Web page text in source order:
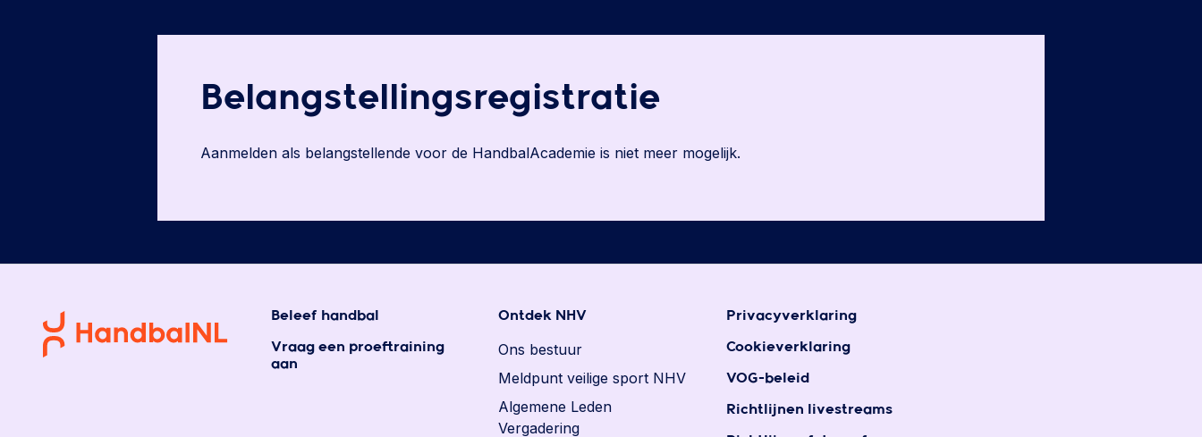
Belangstellingsregistratie
Aanmelden als belangstellende voor de HandbalAcademie is niet meer mogelijk.
Beleef handbal
Vraag een proeftraining
aan
Ontdek NHV
Ons bestuur
Meldpunt veilige sport NHV
Algemene Leden
Vergadering
Privacyverklaring
Cookieverklaring
VOG-beleid
Richtlijnen livestreams